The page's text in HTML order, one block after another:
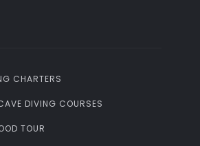
CHARTERS
DIVING COURSES
TOUR